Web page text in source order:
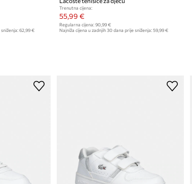
62,99 €
Trenutna cijena:
55,99 €
Regularna cijena: 90,99 €
Najniža cijena u zadnjih 30 dana prije sniženja: 59,99 €